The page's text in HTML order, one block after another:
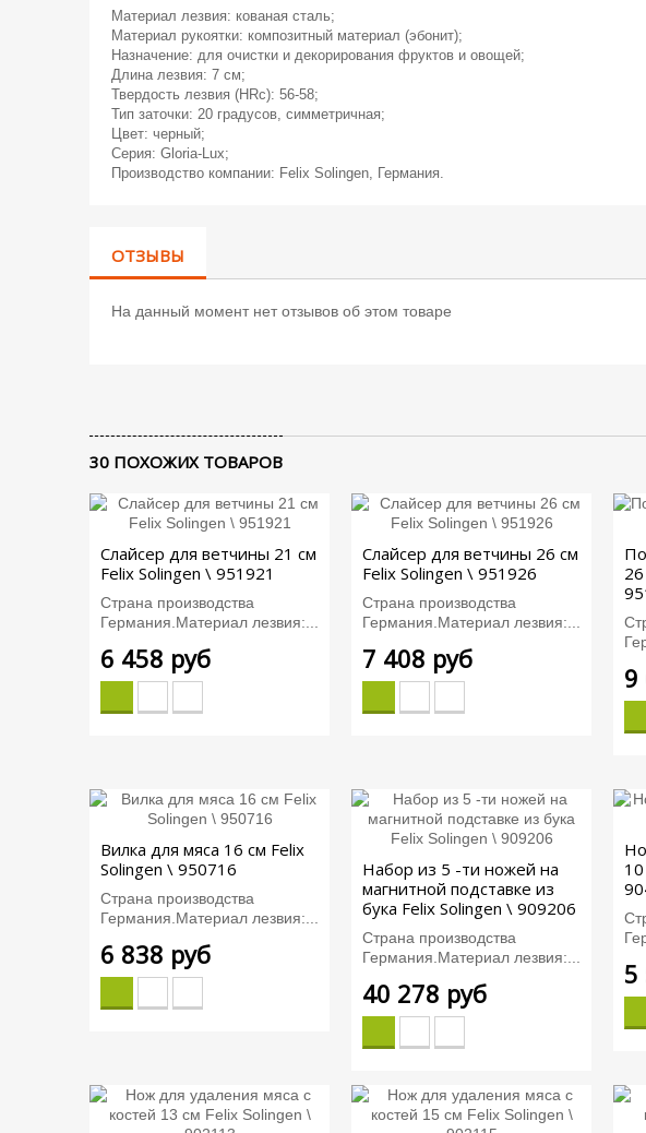
Материал лезвия: кованая сталь;
Материал рукоятки: композитный материал (эбонит);
Назначение: для очистки и декорирования фруктов и овощей;
Длина лезвия: 7 см;
Твердость лезвия (HRc): 56-58;
Тип заточки: 20 градусов, симметричная;
Цвет: черный;
Серия: Gloria-Lux;
Производство компании: Felix Solingen, Германия.
ОТЗЫВЫ
На данный момент нет отзывов об этом товаре
30 ПОХОЖИХ ТОВАРОВ
Слайсер для ветчины 21 см
Felix Solingen \ 951921
Страна производства
Германия.Материал лезвия:...
6 458 руб
Слайсер для ветчины 26 см
Felix Solingen \ 951926
Страна производства
Германия.Материал лезвия:...
7 408 руб
9
Вилка для мяса 16 см Felix
Solingen \ 950716
Страна производства
Германия.Материал лезвия:...
6 838 руб
Набор из 5 -ти ножей на
магнитной подставке из
бука Felix Solingen \ 909206
Страна производства
Германия.Материал лезвия:...
40 278 руб
5